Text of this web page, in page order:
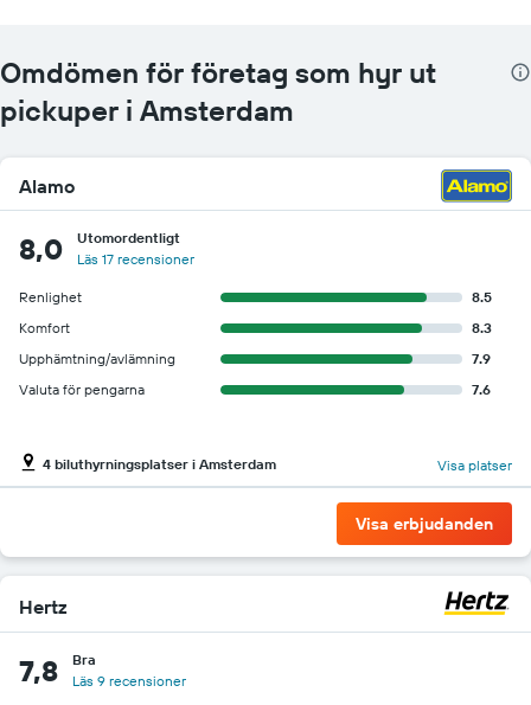
de
angivna
företagen
Omdömen för företag som hyr ut
pickuper i Amsterdam
Alamo
8,0
Utomordentligt
Läs 17 recensioner
Renlighet
8.5
Komfort
8.3
Upphämtning/avlämning
7.9
Valuta för pengarna
7.6
4 biluthyrningsplatser i Amsterdam Visa platser
Visa erbjudanden
Hertz
7,8
Bra
Läs 9 recensioner